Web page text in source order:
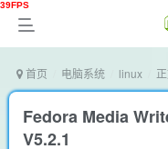
首页 电脑系统 linux
Fedora Media
V5.2.1